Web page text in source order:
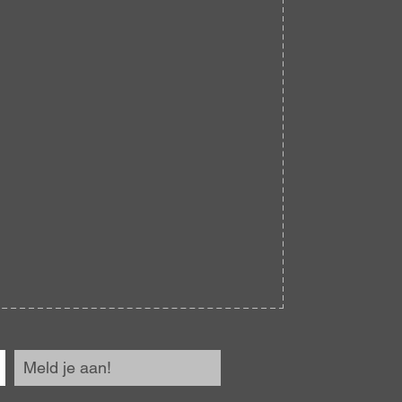
Meld je aan!